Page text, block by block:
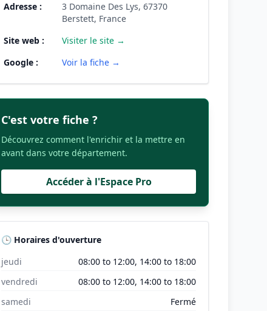
Adresse :
3 Domaine Des Lys, 67370
Berstett, France
Site web :
Visiter le site →
Google :
Voir la fiche →
C'est votre fiche ?
Découvrez comment l'enrichir et la mettre en
avant dans votre département.
Accéder à l'Espace Pro
🕒 Horaires d'ouverture
jeudi
08:00 to 12:00, 14:00 to 18:00
vendredi
08:00 to 12:00, 14:00 to 18:00
samedi
Fermé